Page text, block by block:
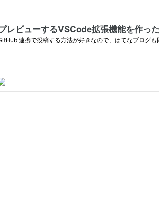
レビューするVSCode拡張機能を作った
連携で投稿する方法が好きなので、はてなブログ